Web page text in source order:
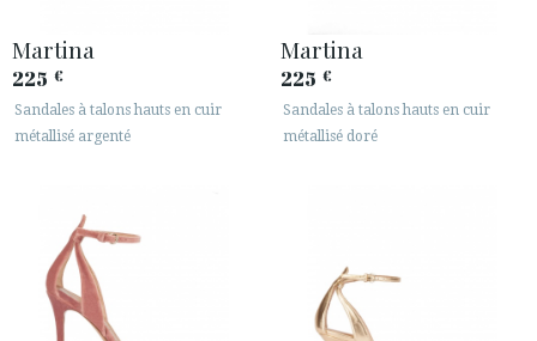
· TERMES ET CONDITIONS
· INFORMATION LÉGALE
SECURE WEB SSL CERTIFICATE
Martina
225 €
Sandales à talons hauts en cuir
métallisé argenté
Martina
225 €
Sandales à talons hauts en cuir
métallisé doré